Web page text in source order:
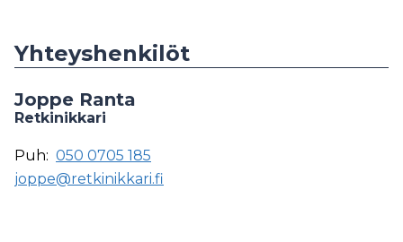
Yhteyshenkilöt
Joppe Ranta
Retkinikkari
Puh: 050 0705 185
joppe@retkinikkari.fi